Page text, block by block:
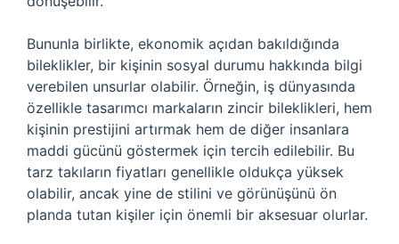
Bununla birlikte, ekonomik açıdan bakıldığında
bileklikler, bir kişinin sosyal durumu hakkında bilgi
verebilen unsurlar olabilir. Örneğin, iş dünyasında
özellikle tasarımcı markaların zincir bileklikleri, hem
kişinin prestijini artırmak hem de diğer insanlara
maddi gücünü göstermek için tercih edilebilir. Bu
tarz takıların fiyatları genellikle oldukça yüksek
olabilir, ancak yine de stilini ve görünüşünü ön
planda tutan kişiler için önemli bir aksesuar olurlar.